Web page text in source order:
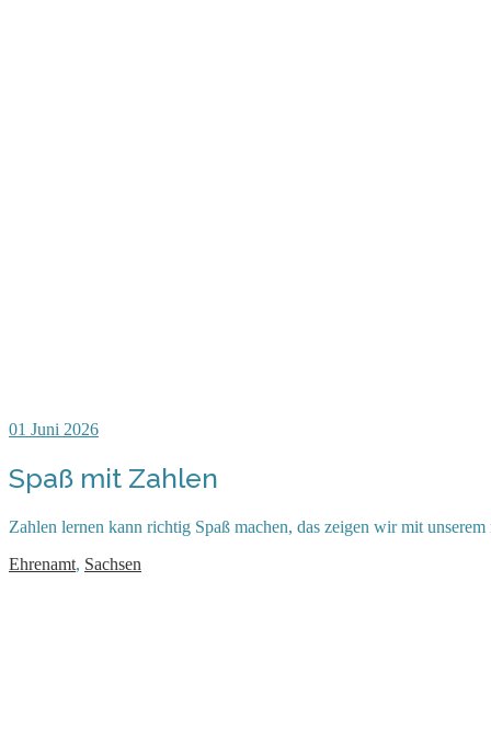
01 Juni 2026
Spaß mit Zahlen
Zahlen lernen kann richtig Spaß machen, das zeigen wir mit
Ehrenamt, Sachsen